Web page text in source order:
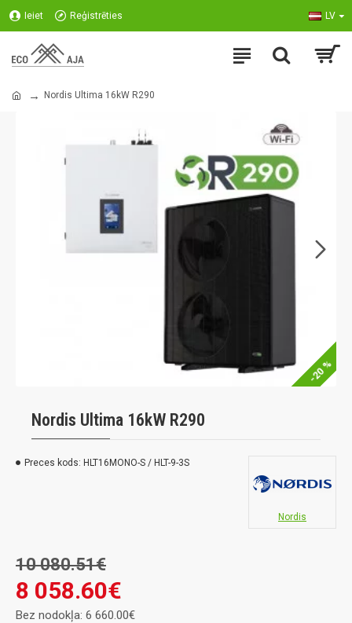
Ieiet Reģistrēties LV
Nordis Ultima 16kW R290
-20 %
Nordis Ultima 16kW R290
Preces kods: HLT16MONO-S / HLT-9-3S
Nordis
8 058.60€
10 080.51€
Bez nodokļa: 6 660.00€